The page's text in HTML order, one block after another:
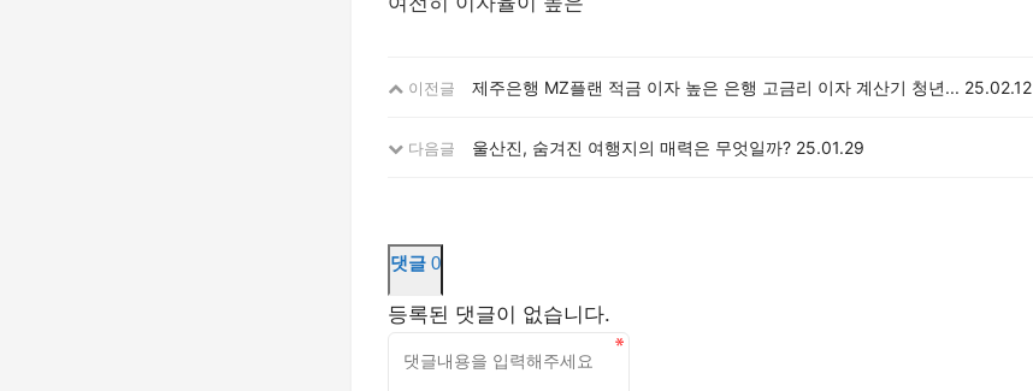
이전글 제주은행 MZ플랜 적금 이자 높은 은행 고금리 이자 계산기 청년... 25.02.12
다음글 울산진, 숨겨진 여행지의 매력은 무엇일까? 25.01.29
댓글 0
등록된 댓글이 없습니다.